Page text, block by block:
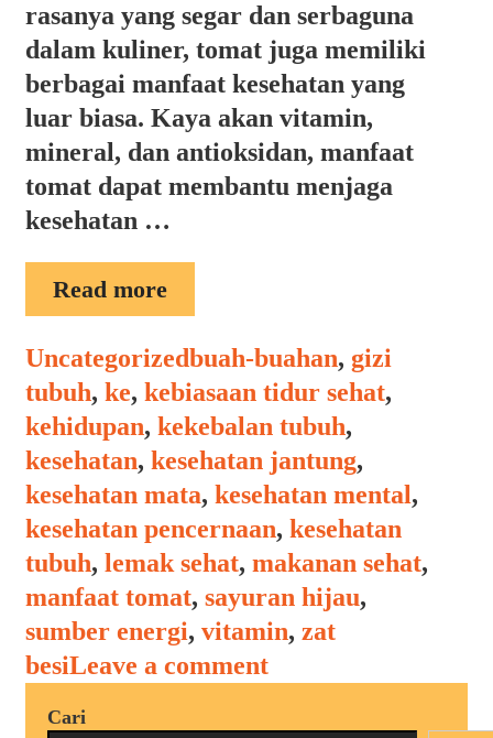
rasanya yang segar dan serbaguna
dalam kuliner, tomat juga memiliki
berbagai manfaat kesehatan yang
luar biasa. Kaya akan vitamin,
mineral, dan antioksidan, manfaat
tomat dapat membantu menjaga
kesehatan …
Read moreMANFAAT
TOMAT
Categories
UncategorizedTags
buah-buahan, gizi
tubuh, ke, kebiasaan tidur sehat,
kehidupan, kekebalan tubuh,
kesehatan, kesehatan jantung,
kesehatan mata, kesehatan mental,
kesehatan pencernaan, kesehatan
tubuh, lemak sehat, makanan sehat,
manfaat tomat, sayuran hijau,
sumber energi, vitamin, zat
besiLeave a comment
Cari